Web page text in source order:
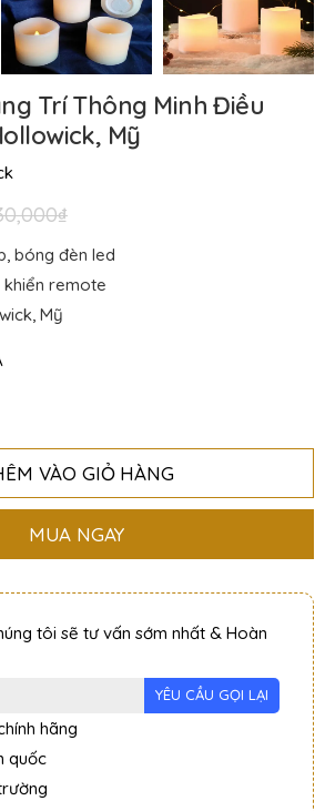
Trí Thông Minh Điều
Mỹ
bóng đèn led
khiển remote
Mỹ
VÀO GIỎ HÀNG
MUA NGAY
tôi sẽ tư vấn sớm nhất & Hoàn
hãng
quốc